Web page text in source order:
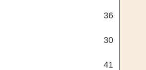
36
30
41